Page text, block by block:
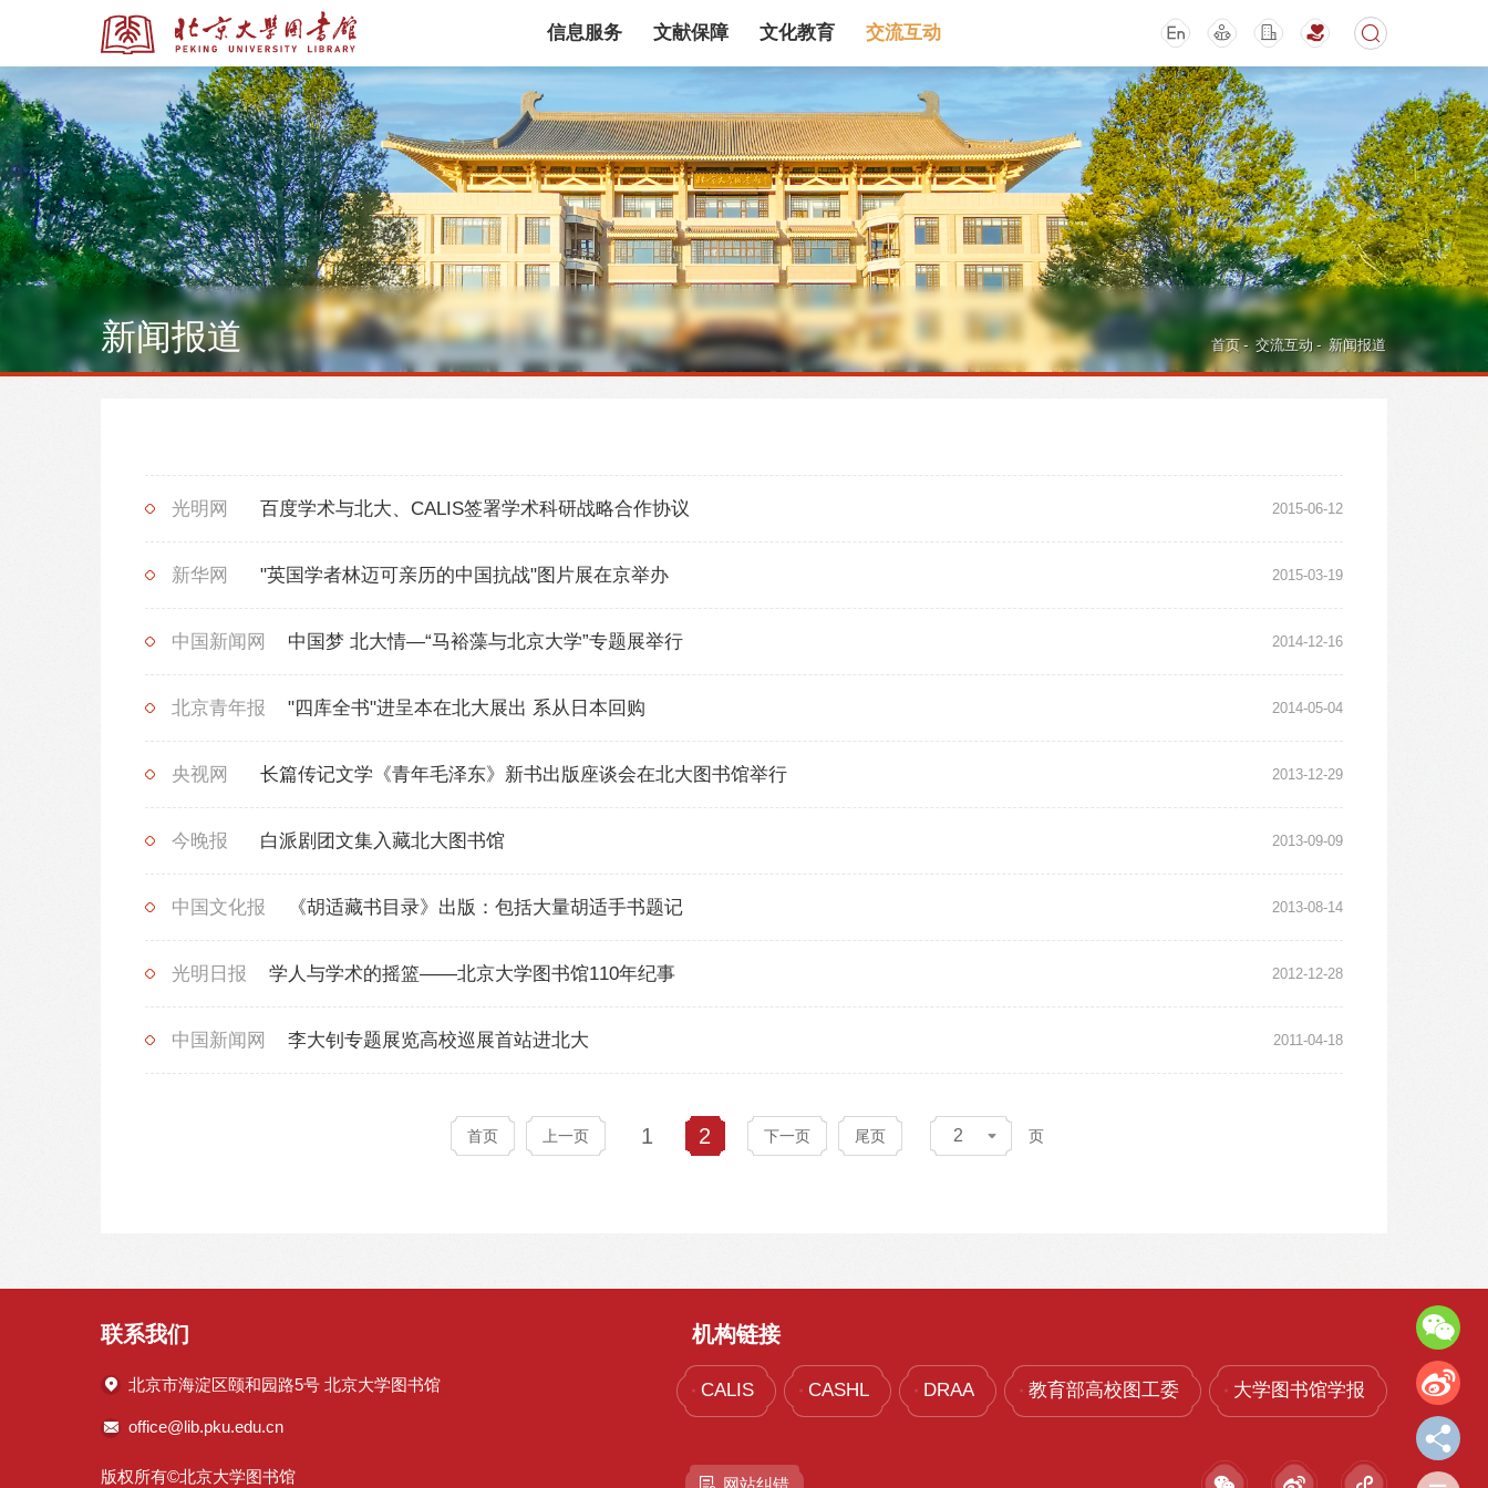
全部资源
全部资源 馆藏目录 论文、书、报告 数据库 电子图书和电子期刊
多媒体资源 机构知识库 馆际互借 新书通报 专利数据 活动讲座
信息服务 文献保障 文化教育 交流互动
首页 - 交流互动 - 新闻报道
新闻报道
2015-06-12
光明网 百度学术与北大、CALIS签署学术科研战略合作协议
2015-03-19
新华网 "英国学者林迈可亲历的中国抗战"图片展在京举办
2014-12-16
中国新闻网 中国梦 北大情—“马裕藻与北京大学”专题展举行
2014-05-04
北京青年报 "四库全书"进呈本在北大展出 系从日本回购
2013-12-29
央视网 长篇传记文学《青年毛泽东》新书出版座谈会在北大图书馆举行
2013-09-09
今晚报 白派剧团文集入藏北大图书馆
2013-08-14
中国文化报 《胡适藏书目录》出版：包括大量胡适手书题记
2012-12-28
光明日报 学人与学术的摇篮——北京大学图书馆110年纪事
2011-04-18
中国新闻网 李大钊专题展览高校巡展首站进北大
首页 上一页 1 2 下一页 尾页 2 页
联系我们
北京市海淀区颐和园路5号 北京大学图书馆
office@lib.pku.edu.cn
版权所有©北京大学图书馆
机构链接
CALIS CASHL DRAA 教育部高校图工委 大学图书馆学报
网站纠错